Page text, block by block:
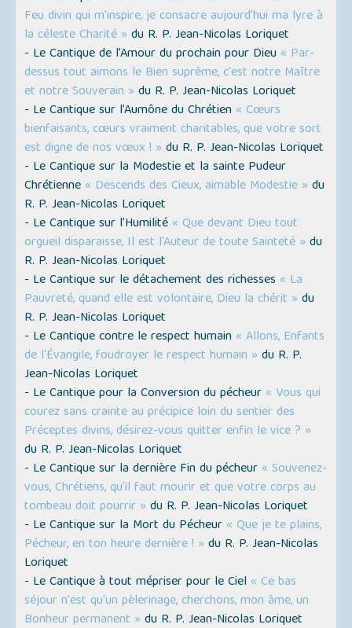
Feu divin qui m'inspire, je consacre aujourd'hui ma lyre à
la céleste Charité » du R. P. Jean-Nicolas Loriquet
- Le Cantique de l’Amour du prochain pour Dieu « Par-
dessus tout aimons le Bien suprême, c'est notre Maître
et notre Souverain » du R. P. Jean-Nicolas Loriquet
- Le Cantique sur l’Aumône du Chrétien « Cœurs
bienfaisants, cœurs vraiment charitables, que votre sort
est digne de nos vœux ! » du R. P. Jean-Nicolas Loriquet
- Le Cantique sur la Modestie et la sainte Pudeur
Chrétienne « Descends des Cieux, aimable Modestie » du
R. P. Jean-Nicolas Loriquet
- Le Cantique sur l’Humilité « Que devant Dieu tout
orgueil disparaisse, Il est l'Auteur de toute Sainteté » du
R. P. Jean-Nicolas Loriquet
- Le Cantique sur le détachement des richesses « La
Pauvreté, quand elle est volontaire, Dieu la chérit » du
R. P. Jean-Nicolas Loriquet
- Le Cantique contre le respect humain « Allons, Enfants
de l'Évangile, foudroyer le respect humain » du R. P.
Jean-Nicolas Loriquet
- Le Cantique pour la Conversion du pécheur « Vous qui
courez sans crainte au précipice loin du sentier des
Préceptes divins, désirez-vous quitter enfin le vice ? »
du R. P. Jean-Nicolas Loriquet
- Le Cantique sur la dernière Fin du pécheur « Souvenez-
vous, Chrétiens, qu'il faut mourir et que votre corps au
tombeau doit pourrir » du R. P. Jean-Nicolas Loriquet
- Le Cantique sur la Mort du Pécheur « Que je te plains,
Pécheur, en ton heure dernière ! » du R. P. Jean-Nicolas
Loriquet
- Le Cantique à tout mépriser pour le Ciel « Ce bas
séjour n'est qu'un pèlerinage, cherchons, mon âme, un
Bonheur permanent » du R. P. Jean-Nicolas Loriquet